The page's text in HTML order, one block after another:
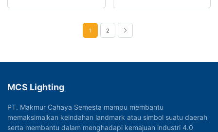
1 2
MCS Lighting
PT. Makmur Cahaya Semesta mampu membantu
memaksimalkan keindahan landmark atau simbol suatu daerah
serta membantu dalam menghadapi kemajuan industri 4.0